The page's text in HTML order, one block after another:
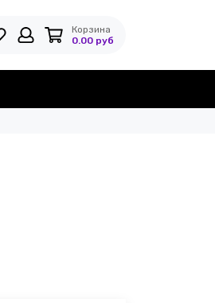
Корзина
0.00 руб